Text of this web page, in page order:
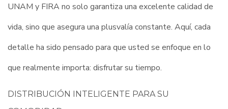
UNAM y FIRA no solo garantiza una excelente calidad de
vida, sino que asegura una plusvalía constante. Aquí, cada
detalle ha sido pensado para que usted se enfoque en lo
que realmente importa: disfrutar su tiempo.
DISTRIBUCIÓN INTELIGENTE PARA SU